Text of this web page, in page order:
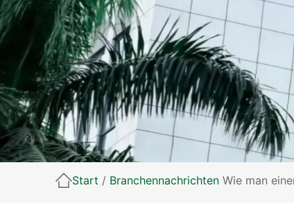
Start / Branchennachrichten Wie man